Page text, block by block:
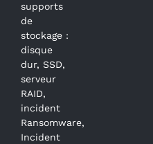
supports
de
stockage :
disque
dur, SSD,
serveur
RAID,
incident
Ransomware,
Incident